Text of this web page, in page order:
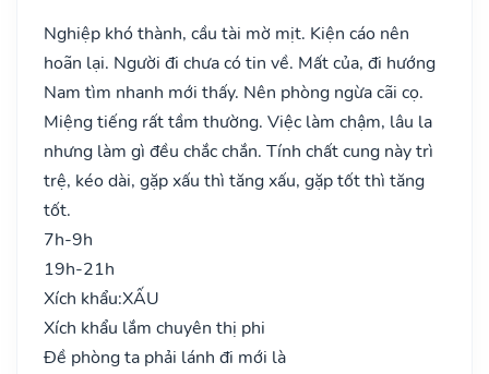
Nghiệp khó thành, cầu tài mờ mịt. Kiện cáo nên
hoãn lại. Người đi chưa có tin về. Mất của, đi hướng
Nam tìm nhanh mới thấy. Nên phòng ngừa cãi cọ.
Miệng tiếng rất tầm thường. Việc làm chậm, lâu la
nhưng làm gì đều chắc chắn. Tính chất cung này trì
trệ, kéo dài, gặp xấu thì tăng xấu, gặp tốt thì tăng
tốt.
7h-9h
19h-21h
Xích khẩu:XẤU
Xích khẩu lắm chuyên thị phi
Đề phòng ta phải lánh đi mới là